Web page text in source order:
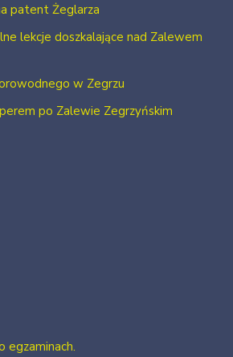
patent Żeglarza
lekcje doszkalające nad Zalewem
w Zegrzu
po Zalewie Zegrzyńskim
egzaminach.